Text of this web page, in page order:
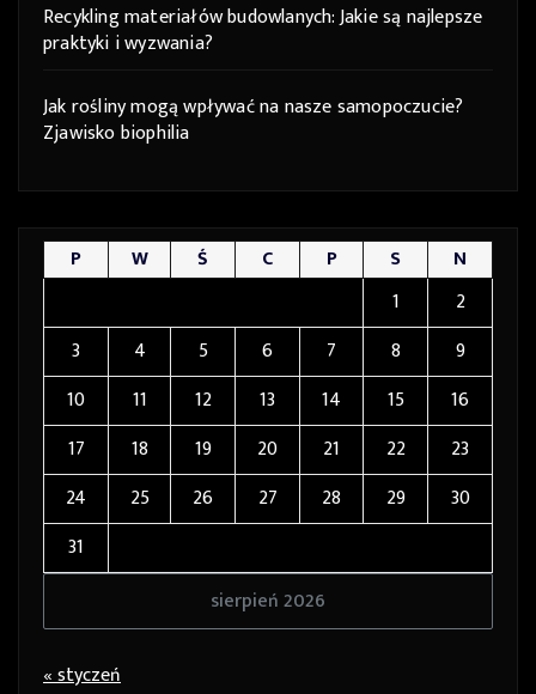
Recykling materiałów budowlanych: Jakie są najlepsze
praktyki i wyzwania?
Jak rośliny mogą wpływać na nasze samopoczucie?
Zjawisko biophilia
sierpień 2026
P W Ś C P S
N
1
2
3
4 5 6 7 8
9
10
11 12 13 14 15
16
17
18 19 20 21 22
23
24
25 26 27 28 29
30
31
« styczeń